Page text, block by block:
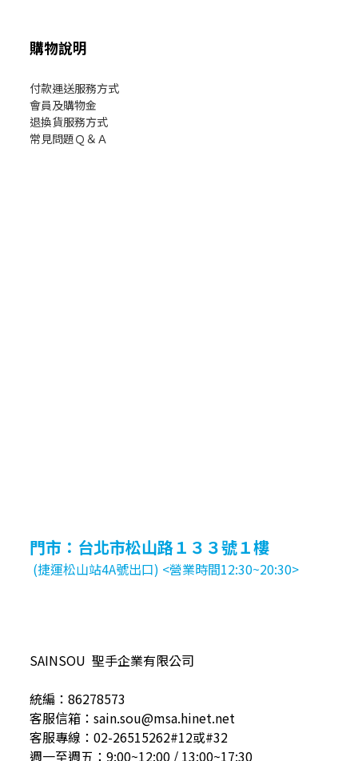
購物說明
付款運送服務方式
會員及購物金
退換貨服務方式
常見問題Ｑ＆Ａ
門市：台北市松山路１３３號１樓
(捷運松山站4A號出口) <營業時間12:30~20:30>
SAINSOU 聖手企業有限公司
統編：86278573
客服信箱：sain.sou@msa.hinet.net
客服專線：02-26515262#12或#32
週一至週五：9:00~12:00 / 13:00~17:30